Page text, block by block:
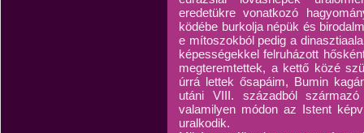
eredetükre vonatkozó
ködébe burkolja népük és
e mítoszokból pedig a
képességekkel felruházott
megteremtettek, a kettő közé
úrrá lettek ősapáim, Bumin
utáni VIII. századból
valamilyen módon az Istent
uralkodik.